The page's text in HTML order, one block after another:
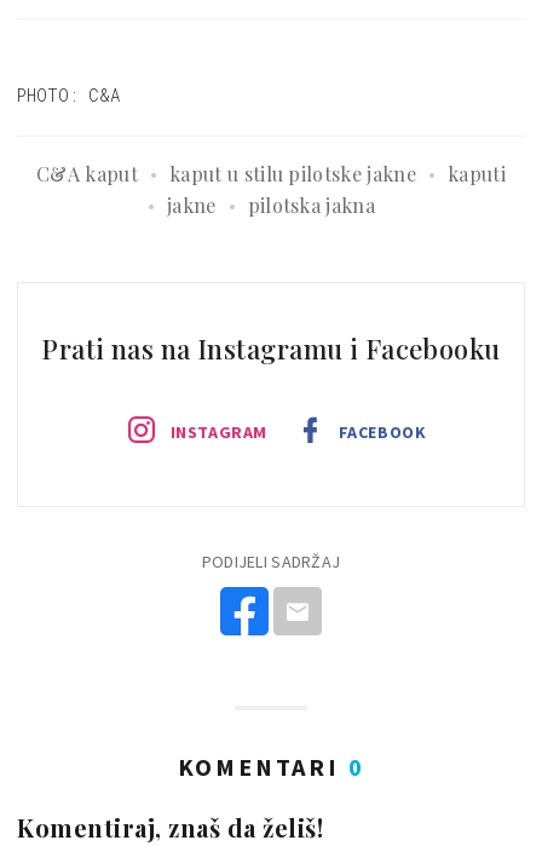
PHOTO: C&A
C&A kaput kaput u stilu pilotske jakne
kaputi
jakne
pilotska jakna
Prati nas na Instagramu i Facebooku
INSTAGRAM FACEBOOK
PODIJELI SADRŽAJ
KOMENTARI 0
Komentiraj, znaš da želiš!